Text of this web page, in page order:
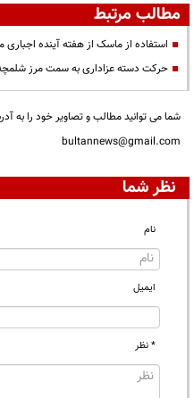
مطالب مرتبط
استفاده از ماسک از هفته آینده
حرکت دسته عزاداری به سمت مرز
شما می توانید مطالب و تصاویر خود را به
bultannews@gmail.com
نظر شما
نام
ایمیل
* نظر